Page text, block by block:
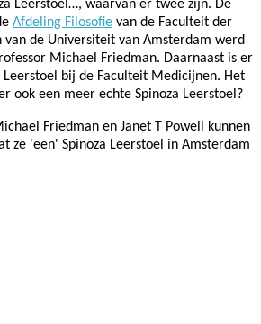
Leerstoel…, waarvan er twee zijn. De
Afdeling Filosofie van de Faculteit der
van de Universiteit van Amsterdam werd
Michael Friedman. Daarnaast is er
Leerstoel bij de Faculteit Medicijnen. Het
ook een meer echte Spinoza Leerstoel?
Friedman en Janet T Powell kunnen
ze 'een' Spinoza Leerstoel in Amsterdam